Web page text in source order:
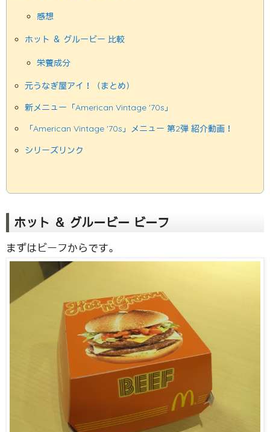
感想
ホット ＆ グルービー 比較
栄養成分
元うなぎ屋アイ！（まとめ）
新メニュー「American Vintage '70s」
「American Vintage '70s」メニュー 第2弾 紹介動画！
シリーズリンク
ホット ＆ グルービー ビーフ
まずはビーフからです。